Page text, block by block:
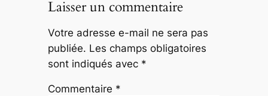
Laisser un commentaire
Votre adresse e-mail ne sera pas
publiée. Les champs obligatoires
sont indiqués avec *
Commentaire *